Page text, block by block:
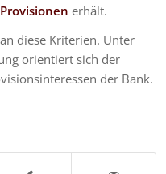
erhält.
diese Kriterien. Unter
orientiert sich der
der Bank.